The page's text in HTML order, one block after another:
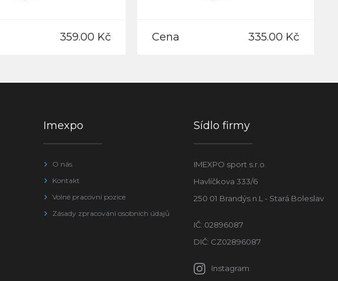
359.00 Kč Cena 335.00 Kč
Imexpo
O nás
Kontakt
Volné pracovní pozice
Zásady zpracování osobních údajů
Sídlo firmy
IMEXPO sport s.r.o.
Havlíčkova 333/6
250 01 Brandýs n.L - Stará Boleslav
IČ: 02896087
DIČ: CZ02896087
Instagram